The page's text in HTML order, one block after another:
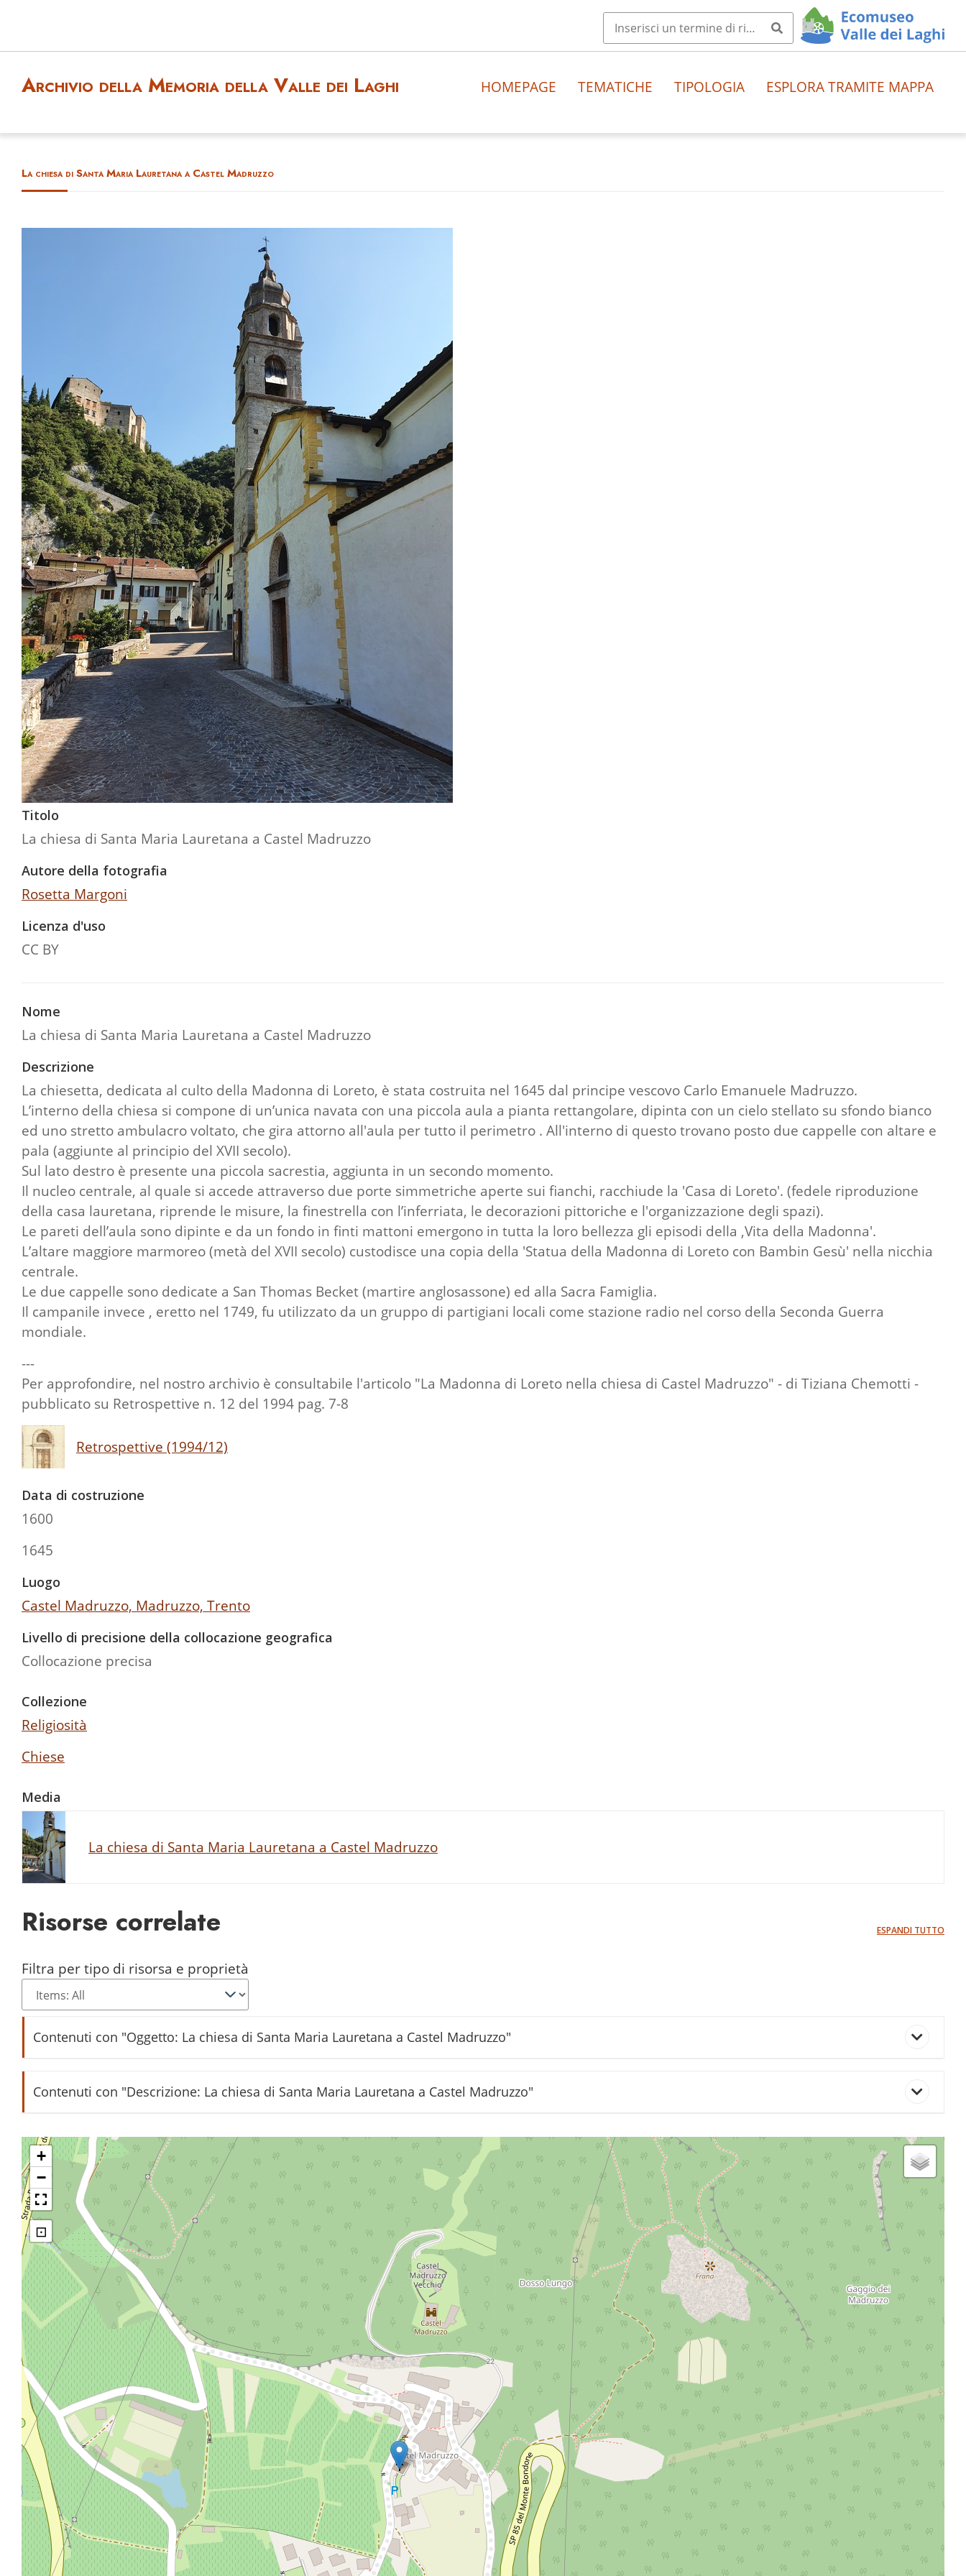
Archivio della Memoria della Valle dei Laghi HOMEPAGE TEMATICHE TIPOLOGIA ESPLORA TRAMITE MAPPA
La chiesa di Santa Maria Lauretana a Castel Madruzzo
Titolo
La chiesa di Santa Maria Lauretana a Castel Madruzzo
Autore della fotografia
Rosetta Margoni
Licenza d'uso
CC BY
Nome
La chiesa di Santa Maria Lauretana a Castel Madruzzo
Descrizione
La chiesetta, dedicata al culto della Madonna di Loreto, è stata costruita nel 1645 dal principe vescovo Carlo Emanuele Madruzzo.
L’interno della chiesa si compone di un’unica navata con una piccola aula a pianta rettangolare, dipinta con un cielo stellato su sfondo bianco
ed uno stretto ambulacro voltato, che gira attorno all'aula per tutto il perimetro . All'interno di questo trovano posto due cappelle con altare e
pala (aggiunte al principio del XVII secolo).
Sul lato destro è presente una piccola sacrestia, aggiunta in un secondo momento.
Il nucleo centrale, al quale si accede attraverso due porte simmetriche aperte sui fianchi, racchiude la 'Casa di Loreto'. (fedele riproduzione
della casa lauretana, riprende le misure, la finestrella con l’inferriata, le decorazioni pittoriche e l'organizzazione degli spazi).
Le pareti dell’aula sono dipinte e da un fondo in finti mattoni emergono in tutta la loro bellezza gli episodi della ,Vita della Madonna'.
L’altare maggiore marmoreo (metà del XVII secolo) custodisce una copia della 'Statua della Madonna di Loreto con Bambin Gesù' nella nicchia
centrale.
Le due cappelle sono dedicate a San Thomas Becket (martire anglosassone) ed alla Sacra Famiglia.
Il campanile invece , eretto nel 1749, fu utilizzato da un gruppo di partigiani locali come stazione radio nel corso della Seconda Guerra
mondiale.
---
Per approfondire, nel nostro archivio è consultabile l'articolo "La Madonna di Loreto nella chiesa di Castel Madruzzo" - di Tiziana Chemotti -
pubblicato su Retrospettive n. 12 del 1994 pag. 7-8
Retrospettive (1994/12)
Data di costruzione
1600
1645
Luogo
Castel Madruzzo, Madruzzo, Trento
Livello di precisione della collocazione geografica
Collocazione precisa
Collezione
Religiosità
Chiese
Media
La chiesa di Santa Maria Lauretana a Castel Madruzzo
Risorse correlate ESPANDI TUTTO
Filtra per tipo di risorsa e proprietà
Contenuti con "Oggetto: La chiesa di Santa Maria Lauretana a Castel Madruzzo"
Castello e campanile a Castel Madruzzo
Portale della chiesa di Castel Madruzzo
Prima Comunione 1967
Contenuti con "Descrizione: La chiesa di Santa Maria Lauretana a Castel Madruzzo"
La scolaresca di Castel Madruzzo nel 1957
+
−
⊡